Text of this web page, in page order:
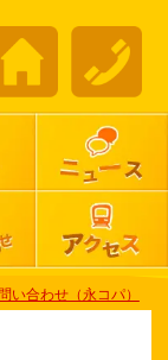
い合わせ（永コパ）